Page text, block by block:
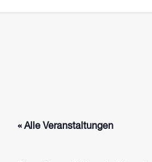
« Alle Veranstaltungen